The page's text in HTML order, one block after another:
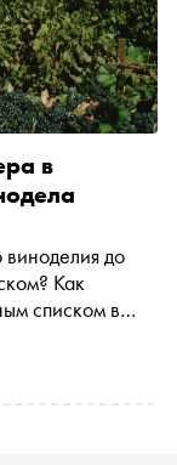
в
до
Как
списком в